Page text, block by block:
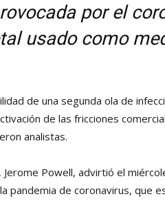
por el
usado como
de una segunda ola de
de las fricciones
analistas.
Powell, advirtió el
pandemia de coronavirus, que